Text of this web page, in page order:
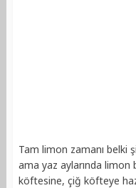
Tam limon zamanı
ama yaz aylarında limon
köftesine, çiğ köfteye